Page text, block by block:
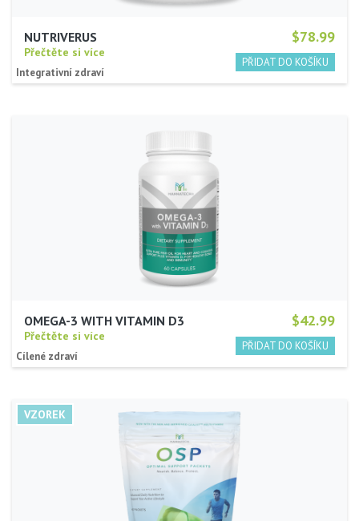
$78.99
NUTRIVERUS
Přečtěte si více
Integrativní zdraví
$42.99
OMEGA-3 WITH VITAMIN D3
Přečtěte si více
Cílené zdraví